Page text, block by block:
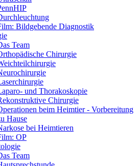
Bildgebende Diagnostik
Team
Chirurgie
und Thorakoskopie
Chirurgie
beim Heimtier - Vorbereitung
Hause
bei Heimtieren
OP
Team